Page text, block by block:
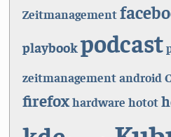
Zeitmanagement
playbookpodcast
zeitmanagementandroid
firefoxhardware hotot